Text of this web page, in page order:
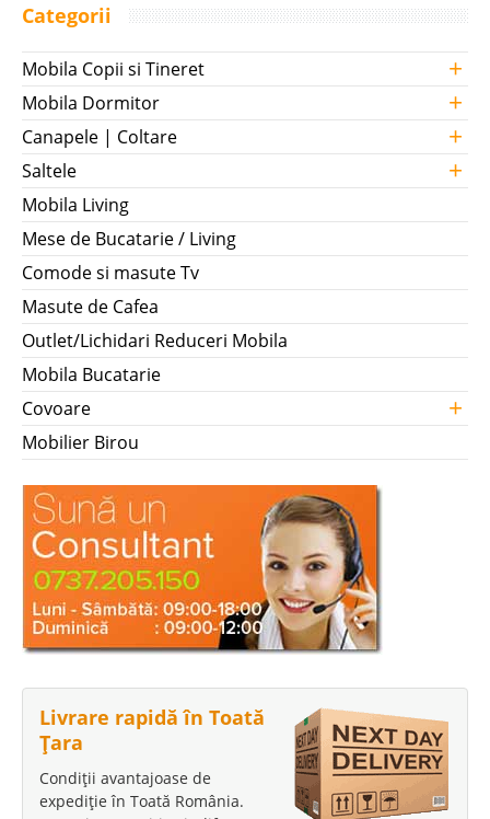
Categorii
Mobila Copii si Tineret +
Mobila Dormitor +
Canapele | Coltare +
Saltele +
Mobila Living
Mese de Bucatarie / Living
Comode si masute Tv
Masute de Cafea
Outlet/Lichidari Reduceri Mobila
Mobila Bucatarie
Covoare
+
Mobilier Birou
Livrare rapidă în Toată
Țara
Condiții avantajoase de
expediție în Toată România.